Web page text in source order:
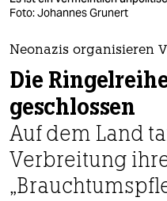
wahrheit
verlag
verlag
veranstaltungen
Foto: Johannes Grunert
Neonazis organisieren
Die
geschlossen
Auf dem Land
Verbreitung